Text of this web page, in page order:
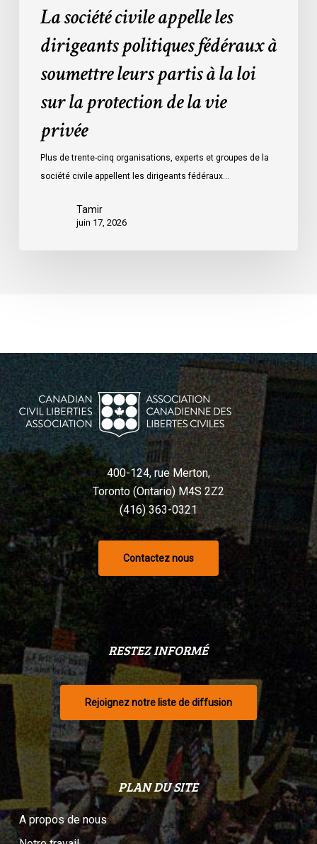
protection
privée
La société civile appelle les
dirigeants politiques fédéraux à
soumettre leurs partis à la loi
sur la protection de la vie
privée
Plus de trente-cinq organisations, experts et groupes de la
société civile appellent les dirigeants fédéraux…
Tamir
juin 17, 2026
400-124, rue Merton,
Toronto (Ontario) M4S 2Z2
(416) 363-0321
Contactez nous
RESTEZ INFORMÉ
Rejoignez notre liste de diffusion
PLAN DU SITE
A propos de nous